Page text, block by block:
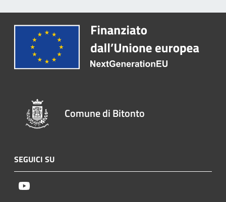
Comune di Bitonto
SEGUICI SU